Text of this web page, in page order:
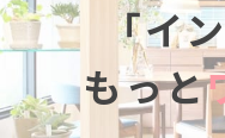
「イ
もっと